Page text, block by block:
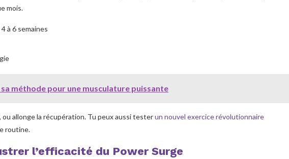
mois.
à 6 semaines
méthode pour une musculature puissante
allonge la récupération. Tu peux aussi testerun nouvel exercice révolutionnaire
routine.
l’efficacité du Power Surge